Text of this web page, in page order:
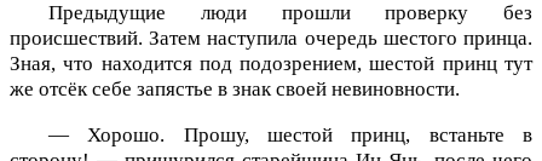
Предыдущие люди прошли проверку без
происшествий. Затем наступила очередь шестого принца.
Зная, что находится под подозрением, шестой принц тут
же отсёк себе запястье в знак своей невиновности.
— Хорошо. Прошу, шестой принц, встаньте в